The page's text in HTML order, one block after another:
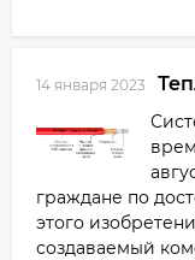
14 января 2023
граждане по
этого
создаваемый